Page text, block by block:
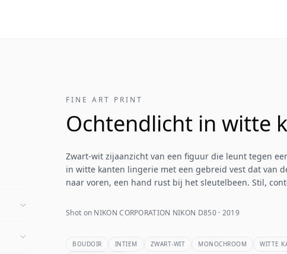
FINE ART PRINT
Ochtendlicht in witte
Zwart-wit zijaanzicht van een figuur die leunt tegen
in witte kanten lingerie met een gebreid vest dat van
naar voren, een hand rust bij het sleutelbeen. Stil,
Shot on NIKON CORPORATION NIKON D850 · 2019
BOUDOIR INTIEM ZWART-WIT MONOCHROOM WITTE